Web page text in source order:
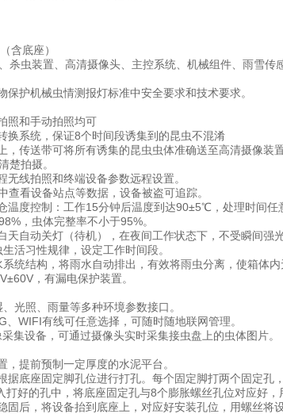
底座）
虫装置、高清摄像头、主控系统、机械组件、雨雪传
机械虫情测报灯标准中安全要求和技术要求。
和手动拍照均可
系统，保证8个时间段诱集到的昆虫不混淆
传送带可将所有诱集的昆虫虫体准确送至高清摄像装
楚拍摄。
线拍照和终端设备参数远程设置。
看设备站点等数据，设备被盗可追踪。
度控制：工作15分钟后温度到达90±5℃，处理时间任
，虫体完整率不小于95%。
自动关灯（待机），在夜间工作状态下，不受瞬间强光
习性规律，设定工作时间段。
结构，将雨水自动排出，有效将雨虫分离，使箱体内
，有漏电保护装置。
照、雨量等多种环境参数接口。
WIFI有线可任意选择，可随时随地联网管理。
设备，可通过摄像头实时采集接虫盘上的虫体图片。
提前预制一定厚度的水泥平台。
底座固定脚孔位进行打孔。每个固定脚打两个固定孔，
的孔中，将底座固定孔与8个膨胀螺丝孔位对应好，
后，将设备抬到底座上，对应好安装孔位，用螺丝将设